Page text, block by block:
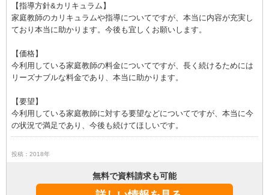
【指導方針&カリキュラム】
家庭教師のカリキュラムや指導についてですが、本当に内容が充実し
ており本当に助かります。今後も宜しくお願いします。
【価格】
今利用している家庭教師の料金についてですが、長く続けるためには
リーズナブルな料金であり、本当に助かります。
【要望】
今利用している家庭教師に対する要望などについてですが、本当に今
の状況で満足であり、今後も続けてほしいです。
投稿：2018年
無料で資料請求も可能